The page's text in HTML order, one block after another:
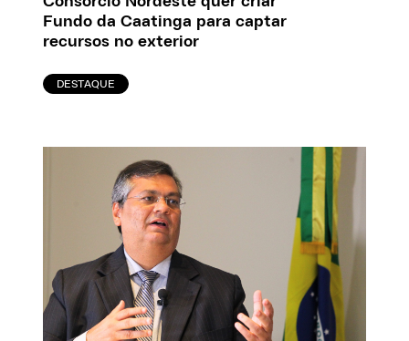
Fundo da Caatinga para captar
recursos no exterior
DESTAQUE